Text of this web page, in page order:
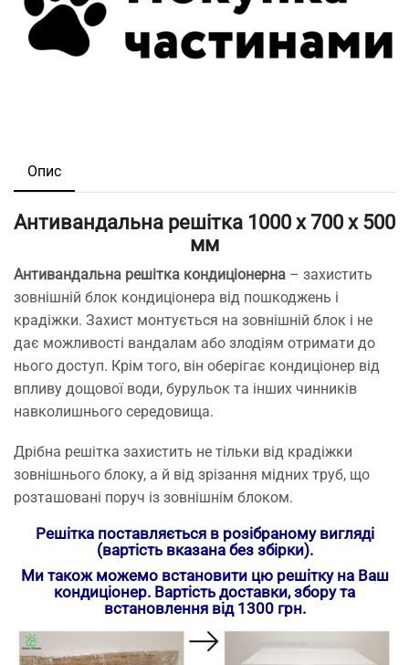
Опис
Антивандальна решітка 1000 х 700 х 500
мм
Антивандальна решітка кондиціонерна – захистить
зовнішній блок кондиціонера від пошкоджень і
крадіжки. Захист монтується на зовнішній блок і не
дає можливості вандалам або злодіям отримати до
нього доступ. Крім того, він оберігає кондиціонер від
впливу дощової води, бурульок та інших чинників
навколишнього середовища.
Дрібна решітка захистить не тільки від крадіжки
зовнішнього блоку, а й від зрізання мідних труб, що
розташовані поруч із зовнішнім блоком.
Решітка поставляється в розібраному вигляді
(вартість вказана без збірки).
Ми також можемо встановити цю решітку на Ваш
кондиціонер. Вартість доставки, збору та
встановлення від 1300 грн.